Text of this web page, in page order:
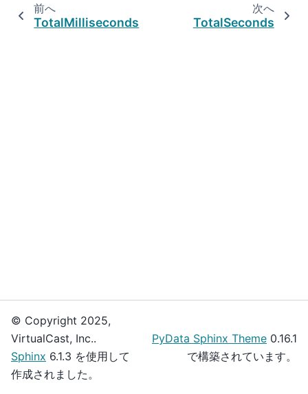
前へ
TotalMilliseconds
次へ
TotalSeconds
© Copyright 2025,
VirtualCast, Inc..
Sphinx 6.1.3 を使用して
作成されました。
PyData Sphinx Theme 0.16.1
で構築されています。